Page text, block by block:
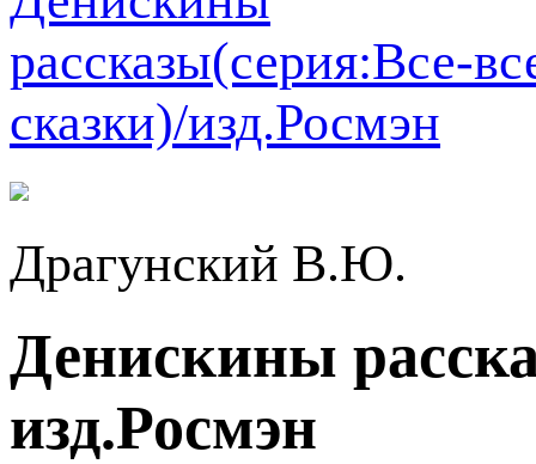
Драгунский В.Ю.
Денискины
изд.Росмэн